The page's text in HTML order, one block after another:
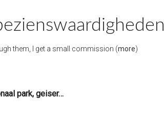
them, I get a small commission (more)
park, geiser…